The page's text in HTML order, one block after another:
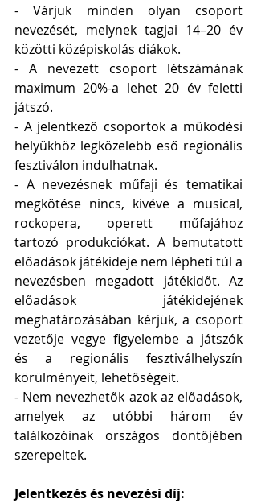
- Várjuk minden olyan csoport
nevezését, melynek tagjai 14–20 év
közötti középiskolás diákok.
- A nevezett csoport létszámának
maximum 20%-a lehet 20 év feletti
játszó.
- A jelentkező csoportok a működési
helyükhöz legközelebb eső regionális
fesztiválon indulhatnak.
- A nevezésnek műfaji és tematikai
megkötése nincs, kivéve a musical,
rockopera, operett műfajához
tartozó produkciókat. A bemutatott
előadások játékideje nem lépheti túl a
nevezésben megadott játékidőt. Az
előadások játékidejének
meghatározásában kérjük, a csoport
vezetője vegye figyelembe a játszók
és a regionális fesztiválhelyszín
körülményeit, lehetőségeit.
- Nem nevezhetők azok az előadások,
amelyek az utóbbi három év
találkozóinak országos döntőjében
szerepeltek.
Jelentkezés és nevezési díj: